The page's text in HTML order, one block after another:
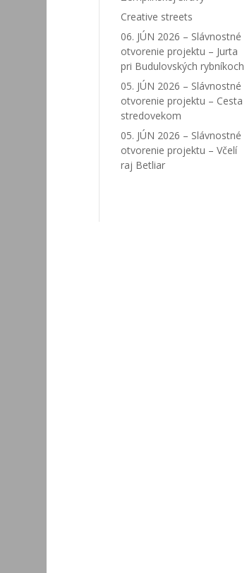
Creative streets
06. JÚN 2026 – Slávnostné
otvorenie projektu – Jurta
pri Budulovských rybníkoch
05. JÚN 2026 – Slávnostné
otvorenie projektu – Cesta
stredovekom
05. JÚN 2026 – Slávnostné
otvorenie projektu – Včelí
raj Betliar